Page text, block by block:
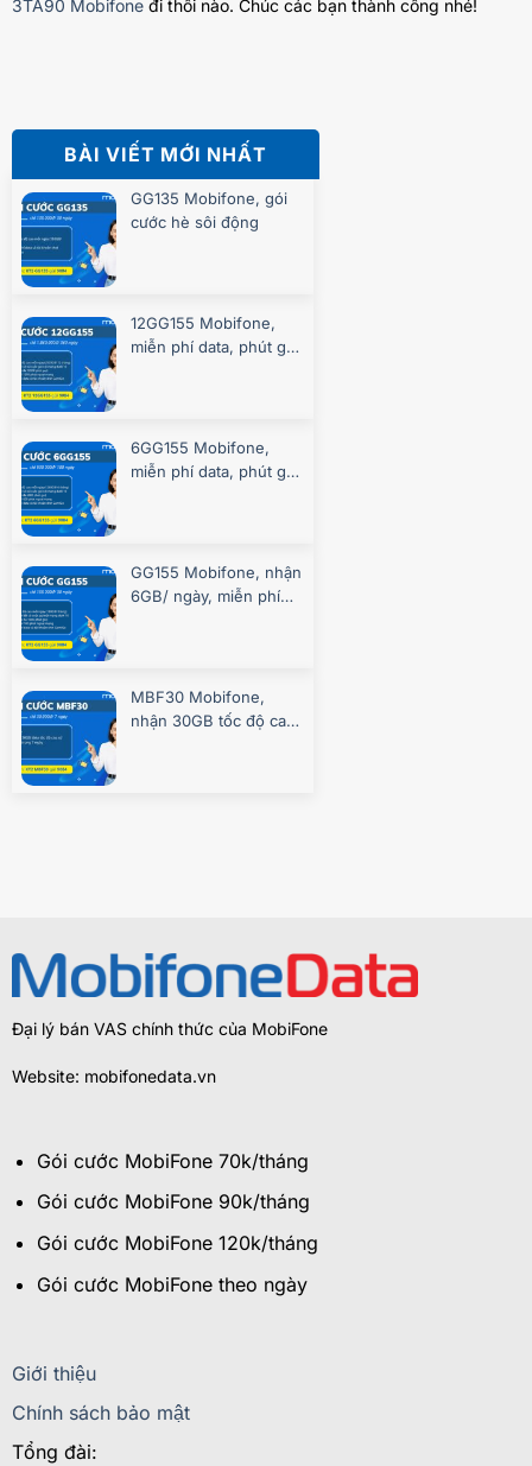
3TA90 Mobifone đi thôi nào. Chúc các bạn thành công nhé!
BÀI VIẾT MỚI NHẤT
GG135 Mobifone, gói
cước hè sôi động
12GG155 Mobifone,
miễn phí data, phút gọi
6GG155 Mobifone,
miễn phí data, phút gọi
GG155 Mobifone, nhận
6GB/ ngày, miễn phí
MBF30 Mobifone,
nhận 30GB tốc độ cao
Đại lý bán VAS chính thức của MobiFone
Website: mobifonedata.vn
Gói cước MobiFone 70k/tháng
Gói cước MobiFone 90k/tháng
Gói cước MobiFone 120k/tháng
Gói cước MobiFone theo ngày
Giới thiệu
Chính sách bảo mật
Tổng đài: